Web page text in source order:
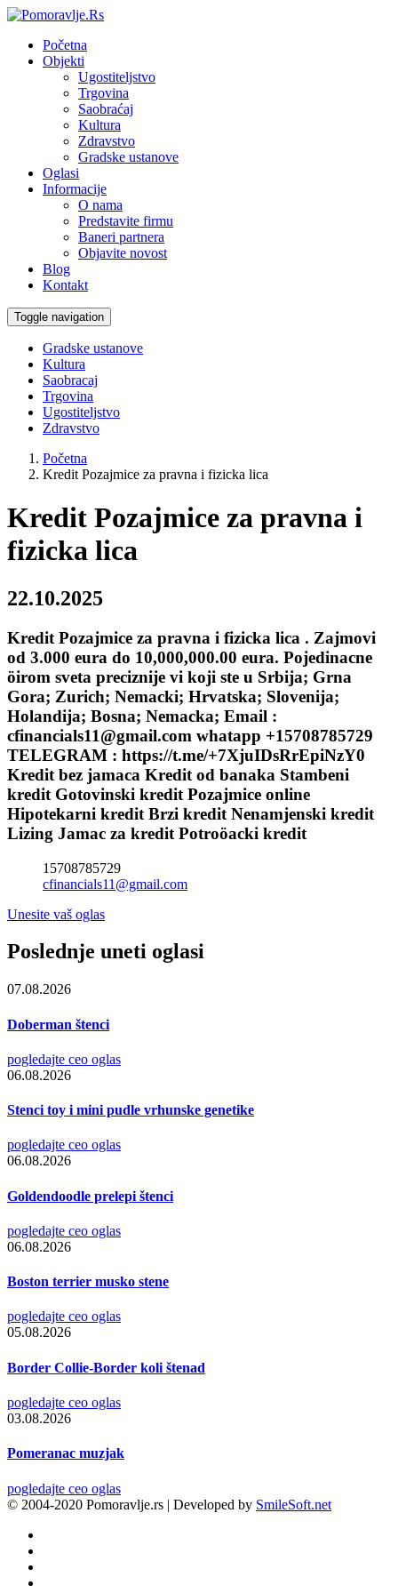
Početna
Objekti
Ugostiteljstvo
Trgovina
Saobraćaj
Kultura
Zdravstvo
Gradske ustanove
Oglasi
Informacije
O nama
Predstavite firmu
Baneri partnera
Objavite novost
Blog
Kontakt
Toggle navigation
Gradske ustanove
Kultura
Saobracaj
Trgovina
Ugostiteljstvo
Zdravstvo
Početna
Kredit Pozajmice za pravna i fizicka lica
Kredit Pozajmice za pravna i
fizicka lica
22.10.2025
Kredit Pozajmice za pravna i fizicka lica . Zajmovi
od 3.000 eura do 10,000,000.00 eura. Pojedinacne
öirom sveta preciznije vi koji ste u Srbija; Grna
Gora; Zurich; Nemacki; Hrvatska; Slovenija;
Holandija; Bosna; Nemacka; Email :
cfinancials11@gmail.com whatapp +15708785729
TELEGRAM : https://t.me/+7XjuIDsRrEpiNzY0
Kredit bez jamaca Kredit od banaka Stambeni
kredit Gotovinski kredit Pozajmice online
Hipotekarni kredit Brzi kredit Nenamjenski kredit
Lizing Jamac za kredit Potroöacki kredit
15708785729
cfinancials11@gmail.com
Unesite vaš oglas
Poslednje uneti oglasi
07.08.2026
Doberman štenci
pogledajte ceo oglas
06.08.2026
Stenci toy i mini pudle vrhunske genetike
pogledajte ceo oglas
06.08.2026
Goldendoodle prelepi štenci
pogledajte ceo oglas
06.08.2026
Boston terrier musko stene
pogledajte ceo oglas
05.08.2026
Border Collie-Border koli štenad
pogledajte ceo oglas
03.08.2026
Pomeranac muzjak
pogledajte ceo oglas
© 2004-2020 Pomoravlje.rs | Developed by SmileSoft.net